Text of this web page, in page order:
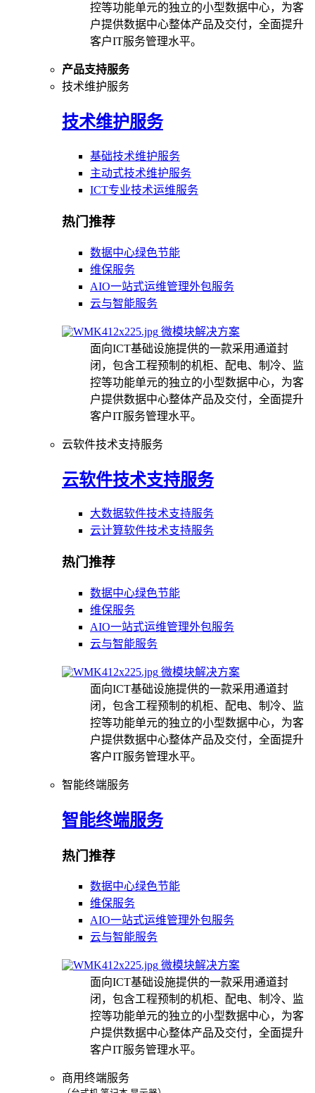
控等功能单元的独立的小型数据中心，为客
户提供数据中心整体产品及交付，全面提升
客户IT服务管理水平。
产品支持服务
技术维护服务
技术维护服务
基础技术维护服务
主动式技术维护服务
ICT专业技术运维服务
热门推荐
数据中心绿色节能
维保服务
AIO一站式运维管理外包服务
云与智能服务
微模块解决方案
面向ICT基础设施提供的一款采用通道封
闭，包含工程预制的机柜、配电、制冷、监
控等功能单元的独立的小型数据中心，为客
户提供数据中心整体产品及交付，全面提升
客户IT服务管理水平。
云软件技术支持服务
云软件技术支持服务
大数据软件技术支持服务
云计算软件技术支持服务
热门推荐
数据中心绿色节能
维保服务
AIO一站式运维管理外包服务
云与智能服务
微模块解决方案
面向ICT基础设施提供的一款采用通道封
闭，包含工程预制的机柜、配电、制冷、监
控等功能单元的独立的小型数据中心，为客
户提供数据中心整体产品及交付，全面提升
客户IT服务管理水平。
智能终端服务
智能终端服务
热门推荐
数据中心绿色节能
维保服务
AIO一站式运维管理外包服务
云与智能服务
微模块解决方案
面向ICT基础设施提供的一款采用通道封
闭，包含工程预制的机柜、配电、制冷、监
控等功能单元的独立的小型数据中心，为客
户提供数据中心整体产品及交付，全面提升
客户IT服务管理水平。
商用终端服务